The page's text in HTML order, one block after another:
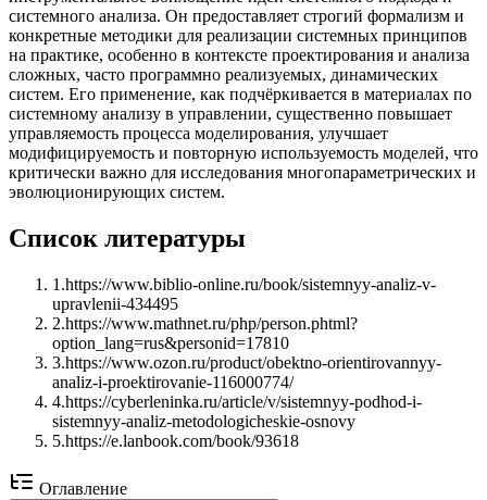
системного анализа. Он предоставляет строгий формализм и
конкретные методики для реализации системных принципов
на практике, особенно в контексте проектирования и анализа
сложных, часто программно реализуемых, динамических
систем. Его применение, как подчёркивается в материалах по
системному анализу в управлении, существенно повышает
управляемость процесса моделирования, улучшает
модифицируемость и повторную используемость моделей, что
критически важно для исследования многопараметрических и
эволюционирующих систем.
Список литературы
1 .https://www.biblio-online.ru/book/sistemnyy-analiz-v-
upravlenii-434495
2.https://www.mathnet.ru/php/person.phtml?
option_lang=rus&personid=17810
3.https://www.ozon.ru/product/obektno-orientirovannyy-
analiz-i-proektirovanie-116000774/
4.https://cyberleninka.ru/article/v/sistemnyy-podhod-i-
sistemnyy-analiz-metodologicheskie-osnovy
5.https://e.lanbook.com/book/93618
Оглавление